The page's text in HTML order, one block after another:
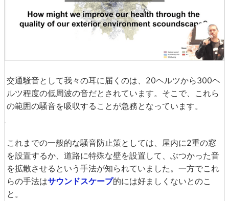
交通騒音として我々の耳に届くのは、20ヘルツから300ヘ
ルツ程度の低周波の音だとされています。そこで、これら
の範囲の騒音を吸収することが急務となっています。
これまでの一般的な騒音防止策としては、屋内に2重の窓
を設置するか、道路に特殊な壁を設置して、ぶつかった音
を拡散させるという手法が知られていました。一方でこれ
らの手法はサウンドスケープ的には好ましくないとのこ
と。